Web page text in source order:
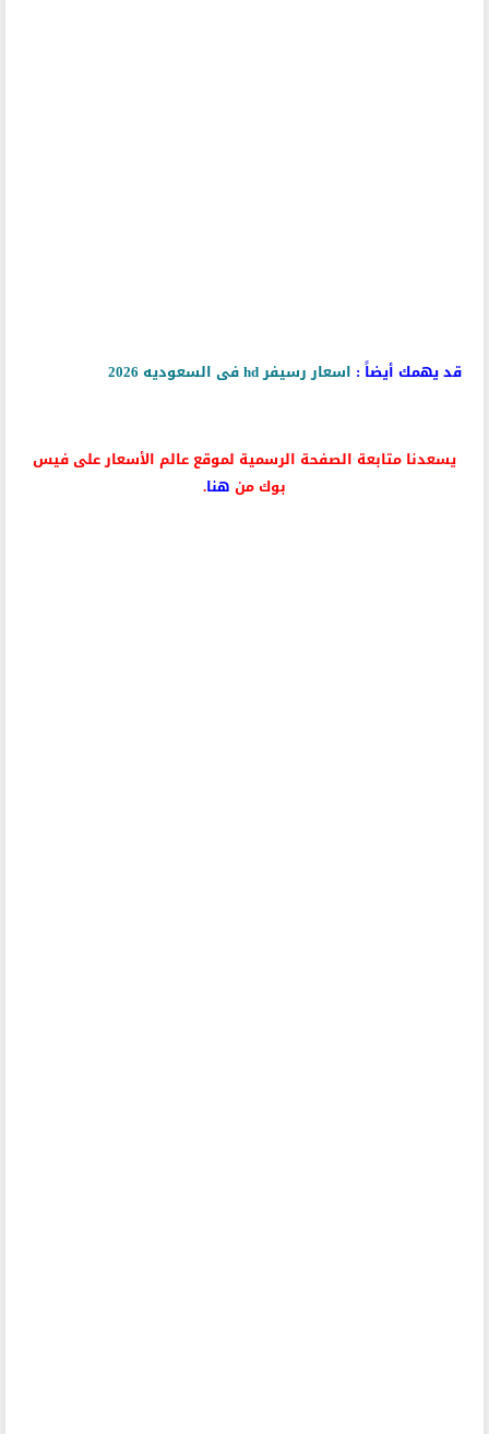
قد يهمك أيضاً : اسعار رسيفر hd فى السعوديه 2026
يسعدنا متابعة الصفحة الرسمية لموقع عالم الأسعار على فيس
بوك من هنا.